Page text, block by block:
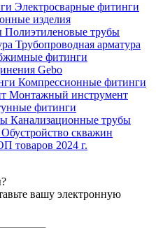
Электросварные фитинги
изделия
Полиэтиленовые трубы
Трубопроводная арматура
фитинги
Gebo
Компрессионные фитинги
Монтажный инструмент
фитинги
Канализационные трубы
Обустройство скважин
товаров 2024 г.
вашу электронную